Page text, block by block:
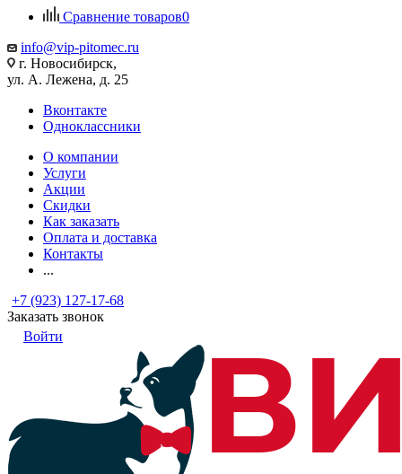
Сравнение товаров0
info@vip-pitomec.ru
г. Новосибирск,
ул. А. Лежена, д. 25
Вконтакте
Одноклассники
О компании
Услуги
Акции
Скидки
Как заказать
Оплата и доставка
Контакты
...
+7 (923) 127-17-68
Заказать звонок
Войти